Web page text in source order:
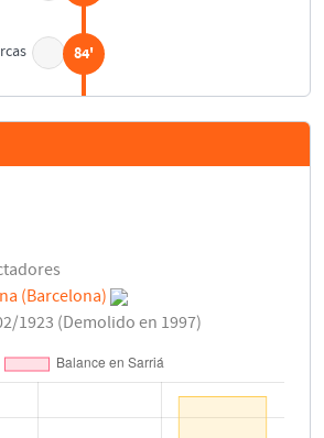
84'
90'
(Barcelona)
1923 (Demolido en 1997)